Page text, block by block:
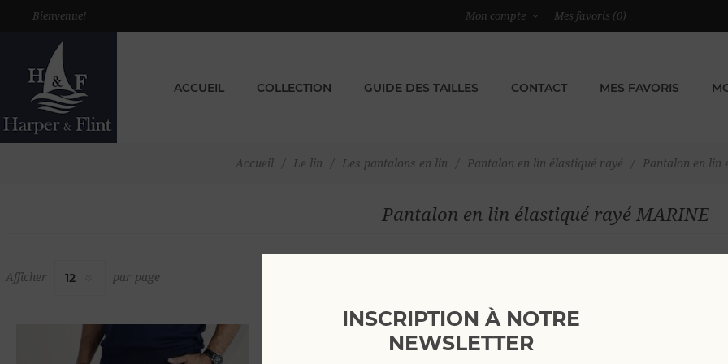
Bienvenue! Mon compte Mes favoris (0)
ACCUEIL COLLECTION GUIDE DES TAILLES CONTACT MES FAVORIS
Accueil / Le lin / Les pantalons en lin / Pantalon en lin élastiqué rayé / Pantalon en lin
Pantalon en lin élastiqué rayé MARINE
Afficher par page
INSCRIPTION À NOTRE
NEWSLETTER